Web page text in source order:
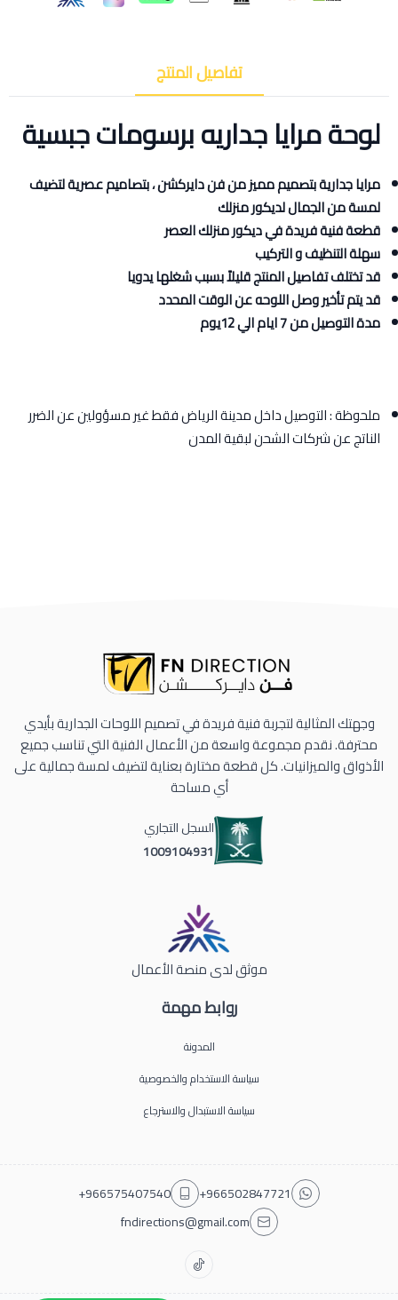
تفاصيل المنتج
لوحة مرايا جداريه برسومات جبسية
مرايا جدارية بتصميم مميز من فن دايركشن ، بتصاميم عصرية لتضيف
لمسة من الجمال لديكور منزلك
قطعة فنية فريدة في ديكور منزلك العصر
سهلة التنظيف و التركيب
قد تختلف تفاصيل المنتج قليلاً بسبب شغلها يدويا
قد يتم تأخير وصل اللوحه عن الوقت المحدد
مدة التوصيل من 7 ايام الي 12يوم
ملحوظة : التوصيل داخل مدينة الرياض فقط غير مسؤولين عن الضرر
الناتج عن شركات الشحن لبقية المدن
روابط مهمة
المدونة
سياسة الاستخدام والخصوصية
سياسة الاستبدال والاسترجاع
وجهتك المثالية لتجربة فنية فريدة في تصميم اللوحات الجدارية بأيدي
محترفة. نقدم مجموعة واسعة من الأعمال الفنية التي تناسب جميع
الأذواق والميزانيات. كل قطعة مختارة بعناية لتضيف لمسة جمالية على
أي مساحة
السجل التجاري
1009104931
موثق لدى منصة الأعمال
+966502847721
+966575407540
fndirections@gmail.com